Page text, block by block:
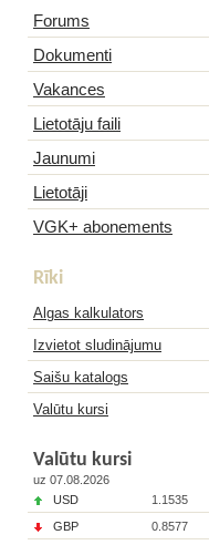
Forums
Dokumenti
Vakances
Lietotāju faili
Jaunumi
Lietotāji
VGK+ abonements
Rīki
Algas kalkulators
Izvietot sludinājumu
Saišu katalogs
Valūtu kursi
Valūtu kursi
uz 07.08.2026
USD
1.1535
GBP
0.8577